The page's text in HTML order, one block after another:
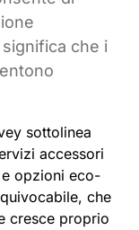
che i
sottolinea
accessori
opzioni eco-
che
cresce proprio